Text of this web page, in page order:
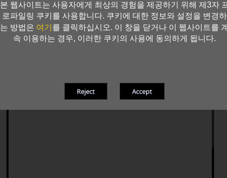
본 웹사이트는 사용자에게 최상의 경험을 제공하기 위해 제3자
로파일링 쿠키를 사용합니다. 쿠키에 대한 정보와 설정을 변경하
는 방법은 여기를 클릭하십시오. 이 창을 닫거나 이 웹사이트를
속 이용하는 경우, 이러한 쿠키의 사용에 동의하게 됩니다.